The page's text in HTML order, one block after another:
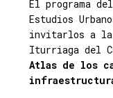
El programa
Estudios
invitarlos a la
Iturriaga del
Atlas de los